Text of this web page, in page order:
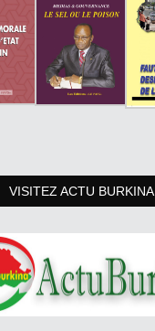
VISITEZ ACTU BURKINA